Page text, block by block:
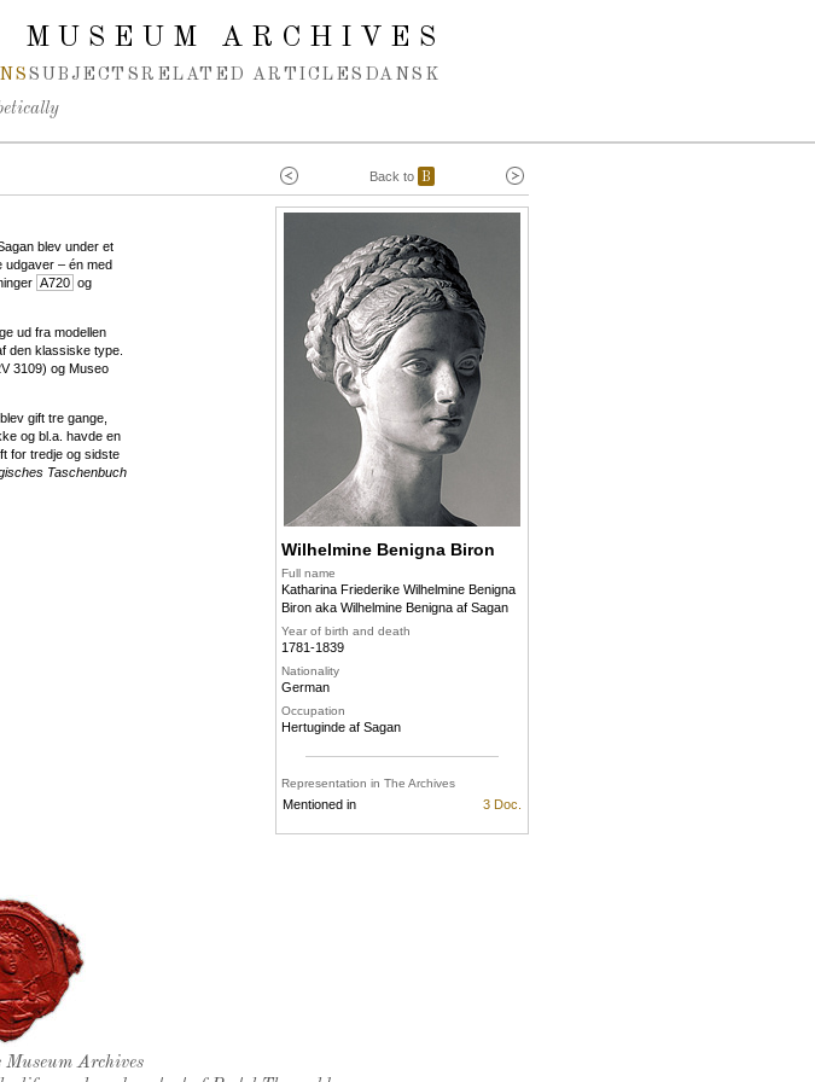
MUSEUM ARCHIVES
SUBJECTS RELATED ARTICLES DANSK
Back to B
blev under et
udgaver – én med
A720 og
ud fra modellen
den klassiske type.
3109) og Museo
gift tre gange,
og bl.a. havde en
for tredje og sidste
Taschenbuch
Wilhelmine Benigna Biron
Full name
Katharina Friederike Wilhelmine Benigna
Biron aka Wilhelmine Benigna af Sagan
Year of birth and death
1781-1839
Nationality
German
Occupation
Hertuginde af Sagan
Representation in The Archives
Mentioned in 3 Doc.
seal
Museum Archives